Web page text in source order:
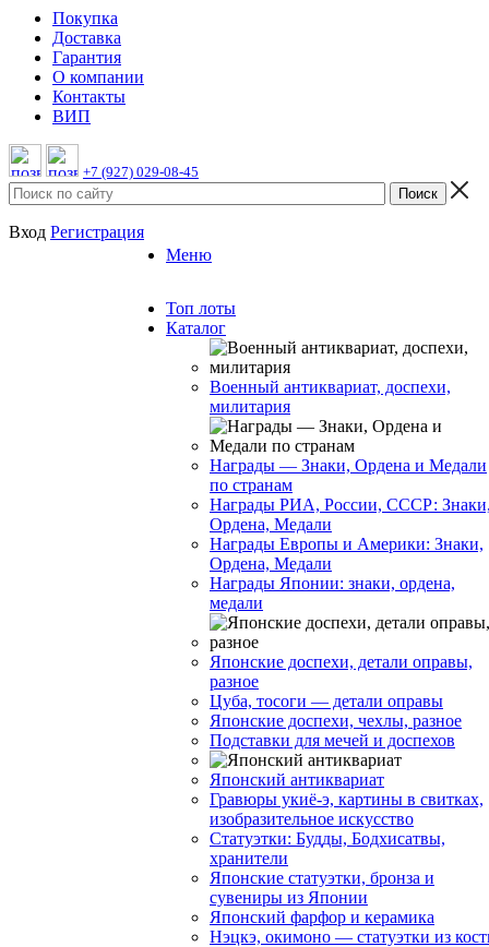
Покупка
Доставка
Гарантия
О компании
Контакты
ВИП
+7 (927) 029-08-45
Вход Регистрация
Меню
Топ лоты
Каталог
Военный антиквариат, доспехи,
милитария
Награды — Знаки, Ордена и Медали
по странам
Награды РИА, России, СССР:
Ордена, Медали
Награды Европы и Америки: Знаки,
Ордена, Медали
Награды Японии: знаки, ордена,
медали
Японские доспехи, детали оправы,
разное
Цуба, тосоги — детали оправы
Японские доспехи, чехлы, разное
Подставки для мечей и доспехов
Японский антиквариат
Гравюры укиё-э, картины в свитках,
изобразительное искусство
Статуэтки: Будды, Бодхисатвы,
хранители
Японские статуэтки, бронза и
сувениры из Японии
Японский фарфор и керамика
Нэцкэ, окимоно — статуэтки из